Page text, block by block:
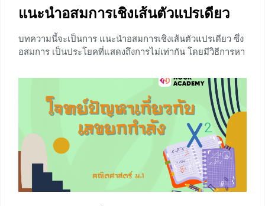
แนะนำอสมการเชิงเส้นตัวแปรเดียว
บทความนี้จะเป็นการ แนะนำอสมการเชิงเส้นตัวแปรเดียว ซึ่ง
อสมการ เป็นประโยคที่แสดงถึงการไม่เท่ากัน โดยมีวิธีการหา
โจทย์ปัญหาสมการเชิงเส้นตัวแปรเดียว เพื่อศึกษาวิธีการแก้
สมการและนำมาประยุกต์ใช้กับการแก้อสมการเพิ่มเติมได้ที่
⇒⇒โจทย์ปัญหาสมการเชิงเส้นตัวแปรเดียว⇐⇐ แนะนำ
อสมการเชิงเส้นตัวแปรเดียว อสมการ (inequality) เป็น
ประโยคที่แสดงถึงความสัมพันธ์ของจำนวนโดยมีสัญลักษณ์
<, >, ≤, ≥ หรือ ≠ แสดงความสัมพันธ์ อสมการเชิงเส้น
ตัวแปรเดียว